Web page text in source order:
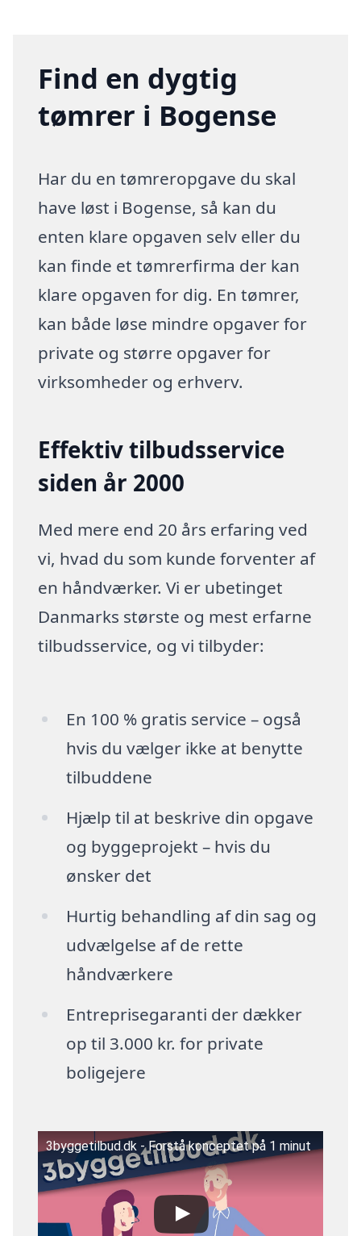
Find en dygtig
tømrer i Bogense
Har du en tømreropgave du skal
have løst i Bogense, så kan du
enten klare opgaven selv eller du
kan finde et tømrerfirma der kan
klare opgaven for dig. En tømrer,
kan både løse mindre opgaver for
private og større opgaver for
virksomheder og erhverv.
Effektiv tilbudsservice
siden år 2000
Med mere end 20 års erfaring ved
vi, hvad du som kunde forventer af
en håndværker. Vi er ubetinget
Danmarks største og mest erfarne
tilbudsservice, og vi tilbyder:
En 100 % gratis service – også
hvis du vælger ikke at benytte
tilbuddene
Hjælp til at beskrive din opgave
og byggeprojekt – hvis du
ønsker det
Hurtig behandling af din sag og
udvælgelse af de rette
håndværkere
Entreprisegaranti der dækker
op til 3.000 kr. for private
boligejere
3byggetilbud.dk - Forstå konceptet på 1 minut